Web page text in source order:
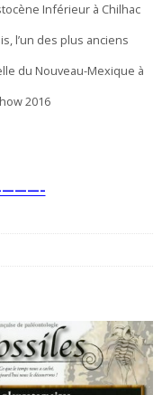
Inférieur à Chilhac
l’un des plus anciens
du Nouveau-Mexique à
2016